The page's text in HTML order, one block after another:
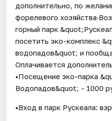
дополнительно, по
форелевого
горный парк
посетить эко-комплекс
водопадов&quot; и
Оплачивается
•Посещение эко-парка
Водопадов&quot; - 1000
•Вход в парк Рускеала: